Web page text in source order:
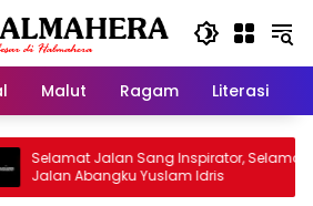
Malut Ragam Literasi
Jalan Sang Inspirator, Selamat
Abangku Yuslam Idris